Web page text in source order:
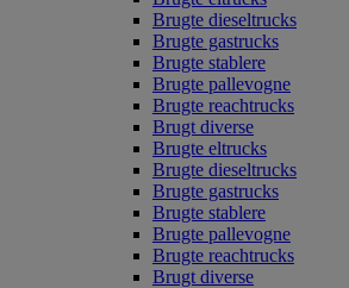
Brugte dieseltrucks
Brugte gastrucks
Brugte stablere
Brugte pallevogne
Brugte reachtrucks
Brugt diverse
Brugte eltrucks
Brugte dieseltrucks
Brugte gastrucks
Brugte stablere
Brugte pallevogne
Brugte reachtrucks
Brugt diverse